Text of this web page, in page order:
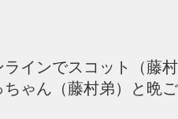
ラインでスコット（藤
ゃん（藤村弟）と晩